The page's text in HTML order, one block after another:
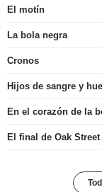
El motín
La bola negra
Cronos
Hijos de sangre y
En el corazón de la
El final de Oak Street